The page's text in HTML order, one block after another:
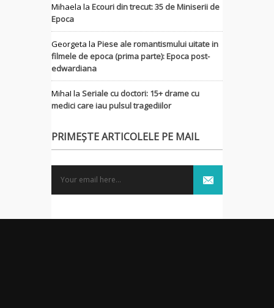
Mihaela la Ecouri din trecut: 35 de Miniserii de
Epoca
Georgeta la Piese ale romantismului uitate in
filmele de epoca (prima parte): Epoca post-
edwardiana
MihaI la Seriale cu doctori: 15+ drame cu
medici care iau pulsul tragediilor
PRIMEȘTE ARTICOLELE PE MAIL